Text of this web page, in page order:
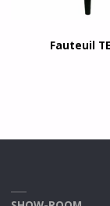
Fauteuil